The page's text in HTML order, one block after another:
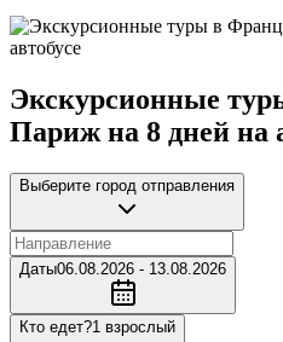
Экскурсионные
Париж на 8 дней на
Выберите город отправления
Даты06.08.2026 - 13.08.2026
Кто едет?1 взрослый